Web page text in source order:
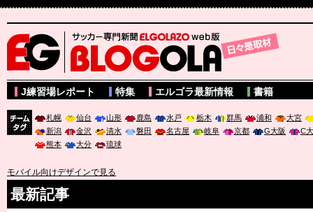
サッカー専門新聞ELGOLAZO web版 BLOGOLA
J練習場レポート 特集 エルゴラ最新情報 書籍
札幌 仙台 山形 鹿島 水戸 栃木 群馬 浦和
大宮
新潟
金沢 清水 磐田 名古屋 岐阜 京都 G大阪
C
熊本
大分 琉球
モバイル向けデザインで見る
最新記事